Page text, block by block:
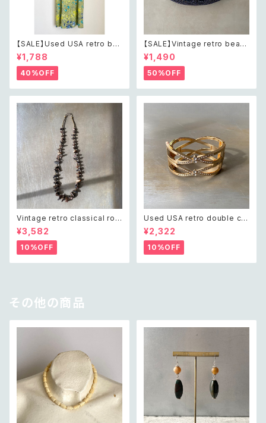
【SALE】Used USA retro bot
anical flower salopette sh
ort pants レトロ アメリカ ユー
ズド 古着 ライトグリーン ボタニ
カル フラワー サロペット ショー
トパンツ
¥1,788
40%OFF
【SALE】Vintage retro bead
s embroidery navy blue po
uch レトロ ヴィンテージ ホワイ
ト ビーズ刺繍 ネイビー 紺色 ポ
ーチ
¥1,490
50%OFF
Vintage retro classical rou
gh cut shell beads necklac
e レトロ ヴィンテージ アクセサ
リー クラシカル ラフカット シェ
ル ビーズ ネックレス
¥3,582
10%OFF
Used USA retro double cro
ss crystal bijou bangle レト
ロ アメリカ ユーズド アクセサリ
ー ゴールド ダブル クロス ビジ
ュー バングル
¥2,322
10%OFF
その他の商品